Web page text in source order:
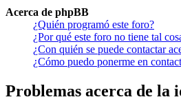
Acerca de phpBB
¿Quién programó este foro?
¿Por qué este foro no tiene tal
¿Con quién se puede contactar
¿Cómo puedo ponerme en
Problemas acerca de